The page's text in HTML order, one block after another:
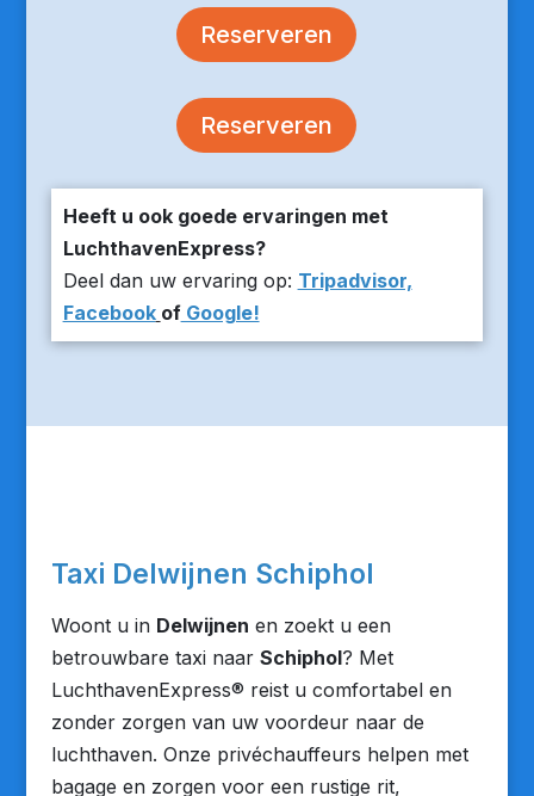
Reserveren
Reserveren
Heeft u ook goede ervaringen met
LuchthavenExpress?
Deel dan uw ervaring op: Tripadvisor,
Facebook ofGoogle!
Taxi Delwijnen Schiphol
Woont u in Delwijnen en zoekt u een
betrouwbare taxi naar Schiphol? Met
LuchthavenExpress® reist u comfortabel en
zonder zorgen van uw voordeur naar de
luchthaven. Onze privéchauffeurs helpen met
bagage en zorgen voor een rustige rit,